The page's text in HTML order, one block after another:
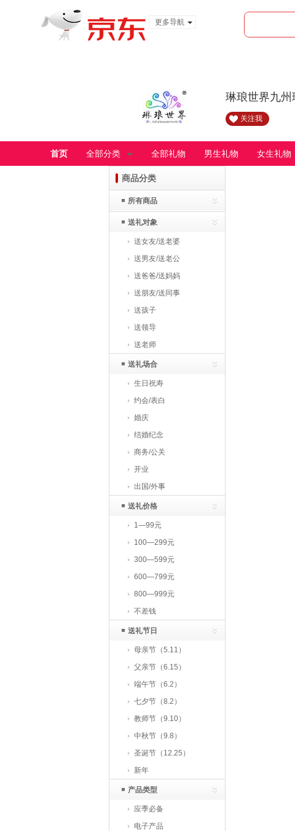
更多导航
琳琅世界九
关注我
首页 全部分类 全部礼物 男生礼物 女生礼物
商品分类
所有商品
送礼对象
送女友/送老婆
送男友/送老公
送爸爸/送妈妈
送朋友/送同事
送孩子
送领导
送老师
送礼场合
生日祝寿
约会/表白
婚庆
结婚纪念
商务/公关
开业
出国/外事
送礼价格
1—99元
100—299元
300—599元
600—799元
800—999元
不差钱
送礼节日
母亲节（5.11）
父亲节（6.15）
端午节（6.2）
七夕节（8.2）
教师节（9.10）
中秋节（9.8）
圣诞节（12.25）
新年
产品类型
应季必备
电子产品